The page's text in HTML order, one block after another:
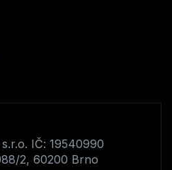
IČ: 19540990
2, 60200 Brno